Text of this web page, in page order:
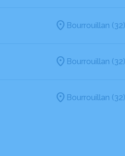
Bourrouillan (32)
Bourrouillan (32)
Bourrouillan (32)